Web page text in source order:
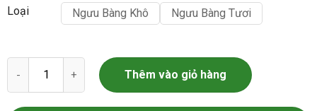
Loại
Ngưu Bàng Khô Ngưu Bàng Tươi
Củ ngưu bàng số lượng
Thêm vào giỏ hàng